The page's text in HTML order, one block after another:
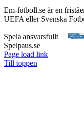
Em-fotboll.se är en
UEFA eller Svenska
Spela ansvarsfullt
Spelpaus.se
Page load link
Till toppen